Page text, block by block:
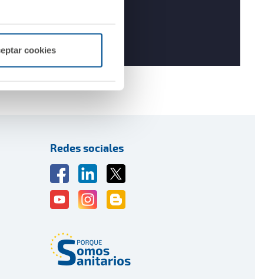
cookies
Redes sociales